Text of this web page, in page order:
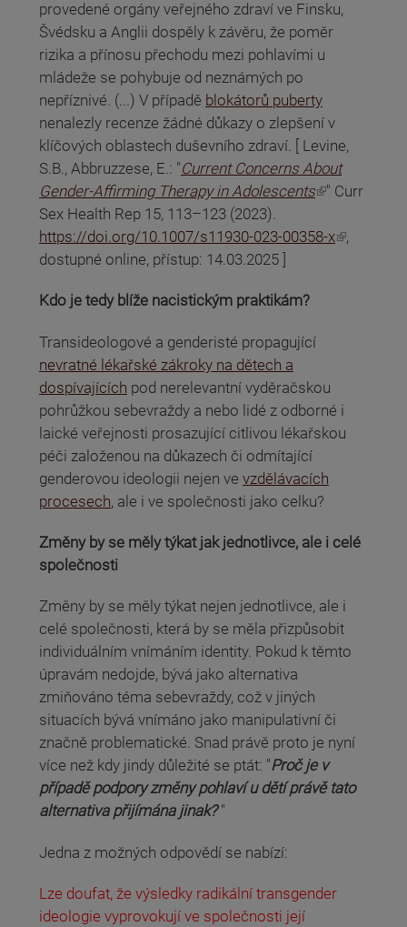
provedené orgány veřejného zdraví ve Finsku,
Švédsku a Anglii dospěly k závěru, že poměr
rizika a přínosu přechodu mezi pohlavími u
mládeže se pohybuje od neznámých po
nepříznivé. (...) V případě blokátorů puberty
nenalezly recenze žádné důkazy o zlepšení v
klíčových oblastech duševního zdraví. [ Levine,
S.B., Abbruzzese, E.: "Current Concerns About
Gender-Affirming Therapy in Adolescents
(odkaz je externí)
" Curr
Sex Health Rep 15, 113–123 (2023).
https://doi.org/10.1007/s11930-023-00358-x
(odkaz je externí)
,
dostupné online, přístup: 14.03.2025 ]
Kdo je tedy blíže nacistickým praktikám?
Transideologové a genderisté propagující
nevratné lékařské zákroky na dětech a
dospívajících pod nerelevantní vyděračskou
pohrůžkou sebevraždy a nebo lidé z odborné i
laické veřejnosti prosazující citlivou lékařskou
péči založenou na důkazech či odmítající
genderovou ideologii nejen ve vzdělávacích
procesech, ale i ve společnosti jako celku?
Změny by se měly týkat jak jednotlivce, ale i celé
společnosti
Změny by se měly týkat nejen jednotlivce, ale i
celé společnosti, která by se měla přizpůsobit
individuálním vnímáním identity. Pokud k těmto
úpravám nedojde, bývá jako alternativa
zmiňováno téma sebevraždy, což v jiných
situacích bývá vnímáno jako manipulativní či
značně problematické. Snad právě proto je nyní
více než kdy jindy důležité se ptát: "Proč je v
případě podpory změny pohlaví u dětí právě tato
alternativa přijímána jinak?"
Jedna z možných odpovědí se nabízí:
Lze doufat, že výsledky radikální transgender
ideologie vyprovokují ve společnosti její